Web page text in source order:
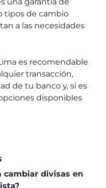
tipos de cambio
a las necesidades
es recomendable
transacción,
de tu banco y, si es
disponibles
cambiar divisas en